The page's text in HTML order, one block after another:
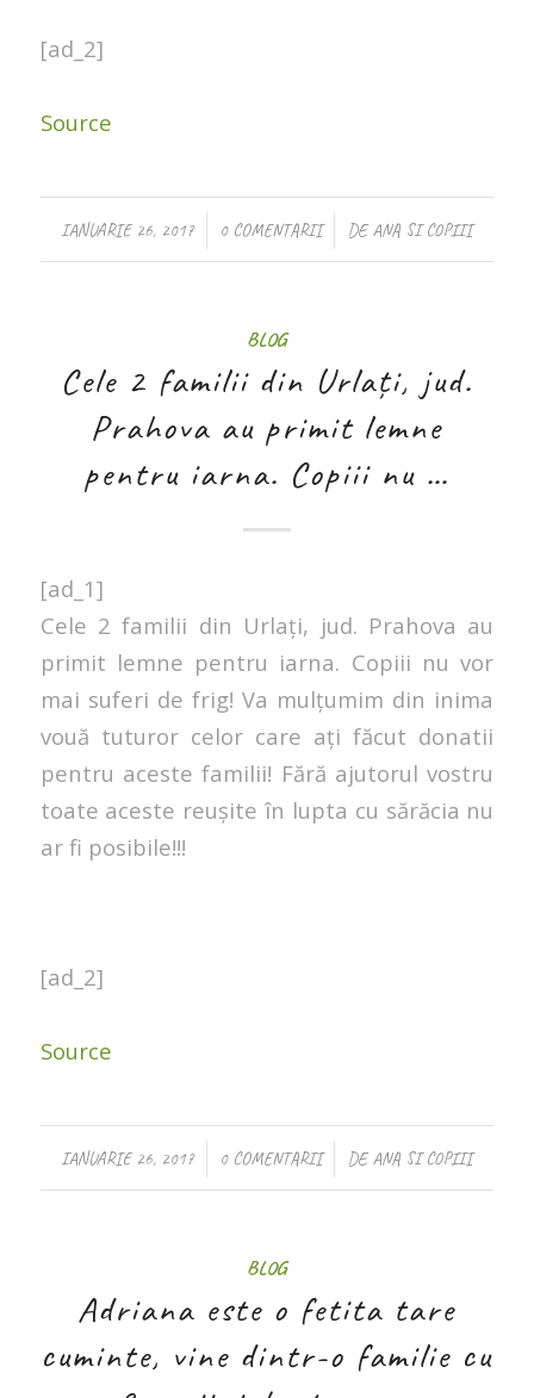
[ad_2]
Source
IANUARIE 26, 2017
/ 0 COMENTARII
/ DE ANA SI COPIII
BLOG
Cele 2 familii din Urlați, jud.
Prahova au primit lemne
pentru iarna. Copiii nu …
[ad_1]
Cele 2 familii din Urlați, jud. Prahova au
primit lemne pentru iarna. Copiii nu vor
mai suferi de frig! Va mulțumim din inima
vouă tuturor celor care ați făcut donatii
pentru aceste familii! Fără ajutorul vostru
toate aceste reușite în lupta cu sărăcia nu
ar fi posibile!!!
[ad_2]
Source
IANUARIE 26, 2017
/ 0 COMENTARII
/ DE ANA SI COPIII
BLOG
Adriana este o fetita tare
cuminte, vine dintr-o familie cu